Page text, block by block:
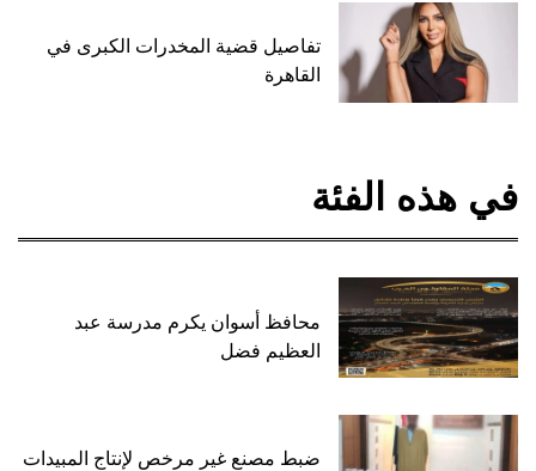
تفاصيل قضية المخدرات الكبرى في
القاهرة
في هذه الفئة
محافظ أسوان يكرم مدرسة عبد
العظيم فضل
ضبط مصنع غير مرخص لإنتاج المبيدات